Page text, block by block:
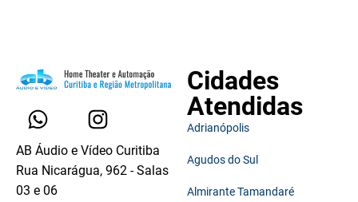
AB Áudio e Vídeo Curitiba
Rua Nicarágua, 962 - Salas
03 e 06
Cidades
Atendidas
Adrianópolis
Agudos do Sul
Almirante Tamandaré